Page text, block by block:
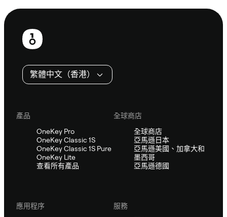
頁
繁體中文（香港）
產品
OneKey Pro
OneKey Classic 1S
OneKey Classic 1S Pure
OneKey Lite
查看所有產品
全球商店
全球商店
亞馬遜日本
亞馬遜美國、加拿大和
墨西哥
亞馬遜德國
應用程序
服務